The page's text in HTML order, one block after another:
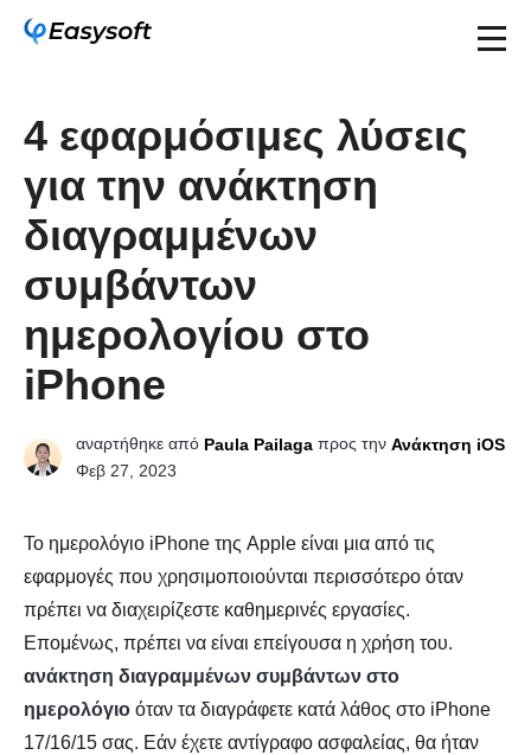
4 εφαρμόσιμες λύσεις
για την ανάκτηση
διαγραμμένων
συμβάντων
ημερολογίου στο
iPhone
αναρτήθηκε από Paula Pailaga προς την Ανάκτηση iOS
Φεβ 27, 2023
Το ημερολόγιο iPhone της Apple είναι μια από τις
εφαρμογές που χρησιμοποιούνται περισσότερο όταν
πρέπει να διαχειρίζεστε καθημερινές εργασίες.
Επομένως, πρέπει να είναι επείγουσα η χρήση του.
ανάκτηση διαγραμμένων συμβάντων στο
ημερολόγιο όταν τα διαγράφετε κατά λάθος στο iPhone
17/16/15 σας. Εάν έχετε αντίγραφο ασφαλείας, θα ήταν